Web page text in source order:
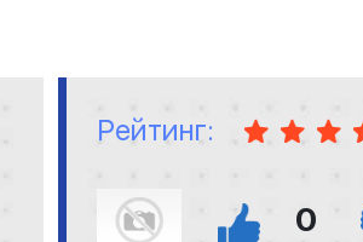
Рейтинг:
0